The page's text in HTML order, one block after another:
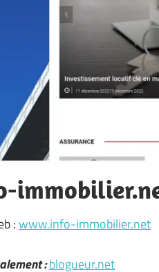
:www.info-immobilier.net
:blogueur.net